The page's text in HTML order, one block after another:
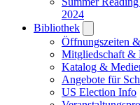
2024
Bibliothek
submenu
Öffnungszeiten
Mitgliedschaft &
Katalog &
Angebote für
US Election Info